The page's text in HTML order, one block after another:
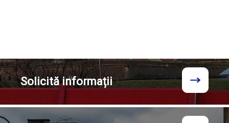
Solicităinformații